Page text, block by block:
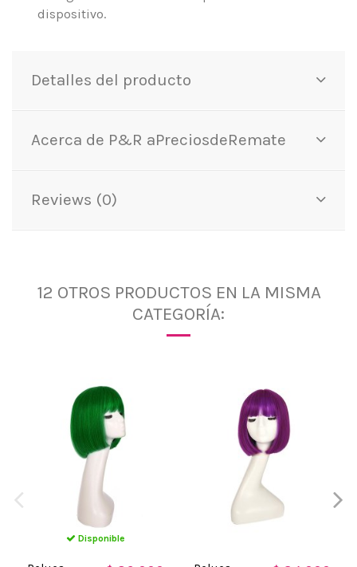
dispositivo.
Detalles del producto
Acerca de P&R aPreciosdeRemate
Reviews (0)
12 OTROS PRODUCTOS EN LA MISMA
CATEGORÍA:
Disponible